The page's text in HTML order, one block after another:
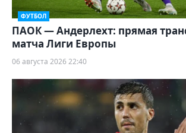
ФУТБОЛ
ПАОК — Андерлехт: прямая
матча Лиги Европы
06 августа 2026 22:40